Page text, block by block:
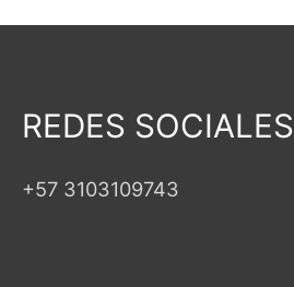
REDES SOCIALES
+57 3103109743